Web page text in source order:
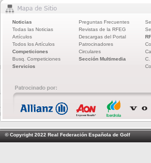
Noticias
Todas las Noticias
Artículos
Todos los Artículos
Competiciones
Busq. Competiciones
Servicios
Preguntas Frecuentes
Revistas de la RFEG
Descargas del Portal
Patrocinadores
Circulares
Sección Multimedia
C.
© Copyright 2022 Real Federación Española de Golf